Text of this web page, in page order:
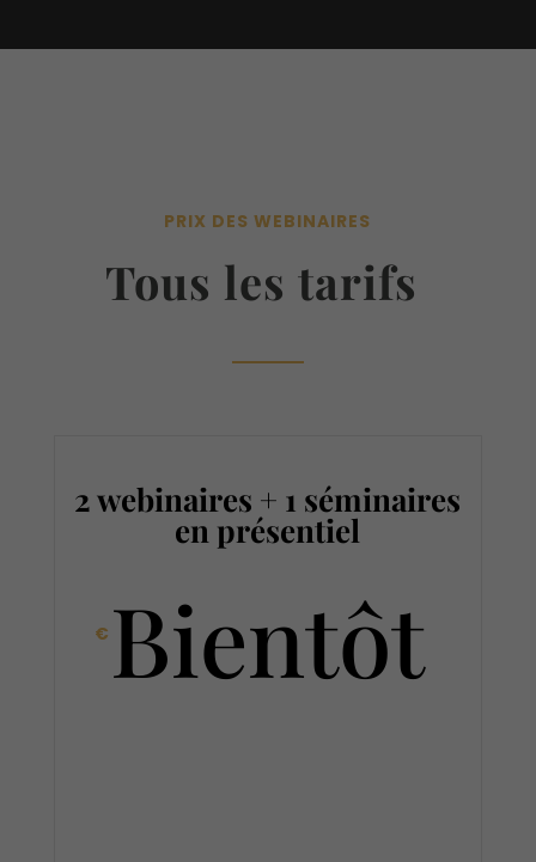
PRIX DES WEBINAIRES
Tous les tarifs
2 webinaires + 1 séminaires
en présentiel
€ Bientôt